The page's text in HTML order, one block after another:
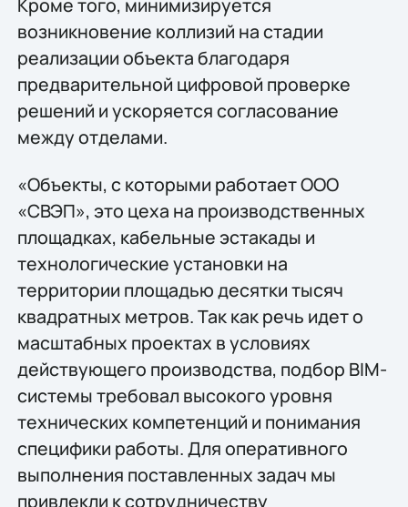
Кроме того, минимизируется
возникновение коллизий на стадии
реализации объекта благодаря
предварительной цифровой проверке
решений и ускоряется согласование
между отделами.
«Объекты, с которыми работает ООО
«СВЭП», это цеха на производственных
площадках, кабельные эстакады и
технологические установки на
территории площадью десятки тысяч
квадратных метров. Так как речь идет о
масштабных проектах в условиях
действующего производства, подбор BIM-
системы требовал высокого уровня
технических компетенций и понимания
специфики работы. Для оперативного
выполнения поставленных задач мы
привлекли к сотрудничеству